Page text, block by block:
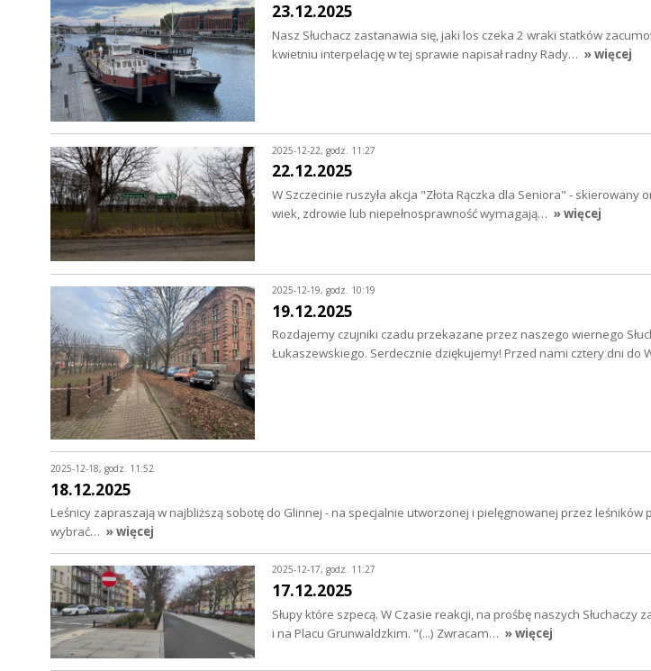
23.12.2025
Nasz Słuchacz zastanawia się, jaki los czeka 2 wraki statków
kwietniu interpelację w tej sprawie napisał radny Rady… » więcej
2025-12-22, godz. 11:27
22.12.2025
W Szczecinie ruszyła akcja "Złota Rączka dla Seniora" - skierowany
wiek, zdrowie lub niepełnosprawność wymagają… » więcej
2025-12-19, godz. 10:19
19.12.2025
Rozdajemy czujniki czadu przekazane przez naszego wiernego
Łukaszewskiego. Serdecznie dziękujemy! Przed nami cztery dni do
2025-12-18, godz. 11:52
18.12.2025
Leśnicy zapraszają w najbliższą sobotę do Glinnej - na specjalnie utworzonej i pielęgnowanej przez
wybrać… » więcej
2025-12-17, godz. 11:27
17.12.2025
Słupy które szpecą. W Czasie reakcji, na prośbę naszych Słuchaczy
i na Placu Grunwaldzkim. "(...) Zwracam… » więcej